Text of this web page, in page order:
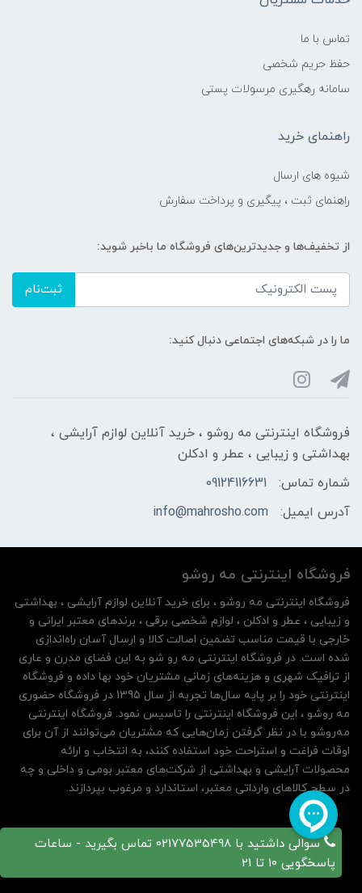
تماس با ما
حفظ حریم شخصی
سامانه رهگیری مرسولات پستی
راهنمای خرید
شیوه های ارسال
راهنمای ثبت ، پیگیری و پرداخت سفارش
از تخفیف‌ها و جدیدترین‌های فروشگاه ما باخبر شوید:
ثبت‌نام
ما را در شبکه‌های اجتماعی دنبال کنید:
فروشگاه اینترنتی مه‌ رو‌شو ، خرید آنلاین لوازم آرایشی ،
بهداشتی و زیبایی ، عطر و ادکلن
شماره تماس:
09124116631
آدرس ایمیل:
info@mahrosho.com
سوالی داشتید با 02177535498 تماس بگیرید - ساعات
پاسخگویی 10 تا 21
فروشگاه اینترنتی مه‌ رو‌شو
فروشگاه اینترنتی مه‌ رو‌شو ، برای خرید آنلاین لوازم آرایشی ، بهداشتی
و زیبایی ، عطر و ادکلن ، لوازم شخصی برقی ، برندهای معتبر ایرانی و
خارجی با قیمت مناسب تضمین اصالت کالا و ارسال آسان راه‌اندازی
شده است. در فروشگاه اینترنتی مه رو شو به این فضای مدرن و عاری
از ترافیک شهری و هزینه‌های زمانی مشتریان خود بها داده و فروشگاه
اینترنتی خود را بر پایه سال‌ها تجربه از سال 1395 در فروشگاه حضوری
مه روشو ، این فروشگاه اینترنتی را تاسیس نمود. فروشگاه اینترنتی
مه‌رو‌شو با در نظر گرفتن زمان‌هایی که مشتریان می‌توانند از آن‌ برای
اوقات فراغت و استراحت خود استفاده کنند، به انتخاب و ارائه
محصولات آرایشی و بهداشتی از شرکت‌های معتبر بومی و داخلی و چه
در سطح کالاهای وارداتی معتبر، استاندارد و مرغوب بپردازند.